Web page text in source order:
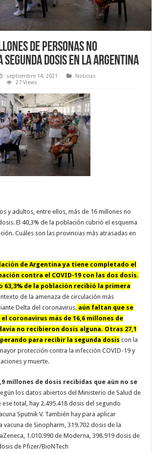
de personas no
dosis en la Argentina
septiembre 14, 2021
Noticias
27 Views
y adultos, entre ellos, más de 16 millones no
El 40,3% de la población cubrió el esquema
Cuáles son las provincias más atrasadas en
de Argentina ya tiene completado el
contra el COVID-19 con las dos dosis.
de la población recibió la primera
de la amenaza de circulación más
Delta del coronavirus, aún faltan que se
coronavirus más de 16,6 millones de
no recibieron dosis alguna. Otras 27,1
para recibir la segunda dosis con la
protección contra la infección COVID-19 y
y muerte.
millones de dosis recibidas que aún no se
los datos abiertos del Ministerio de Salud de
total, hay 2.495.418 dosis del segundo
Sputnik V. También hay para aplicar
vacuna de Sinopharm, 319.702 dosis de la
1.010.990 de Moderna, 398.919 dosis de
de Pfizer/BioNTech